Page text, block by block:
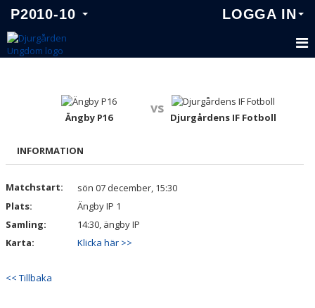
P2010-10 LOGGA IN
MATCHER
Ängby P16
vs
Djurgårdens IF Fotboll
INFORMATION
Matchstart:
sön 07 december, 15:30
Plats:
Ängby IP 1
Samling:
14:30, ängby IP
Karta:
Klicka här >>
<< Tillbaka